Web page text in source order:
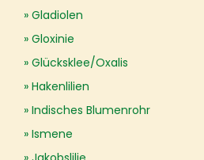
Gladiolen
Gloxinie
Glücksklee/Oxalis
Hakenlilien
Indisches Blumenrohr
Ismene